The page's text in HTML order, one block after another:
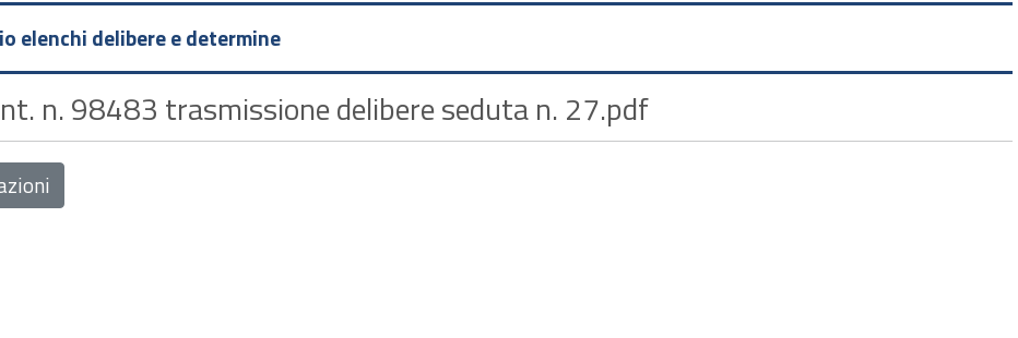
elenchi delibere e determine
n. 98483 trasmissione delibere seduta n. 27.pdf